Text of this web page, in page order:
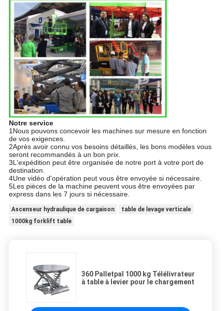
Notre service
1Nous pouvons concevoir les machines sur mesure en fonction
de vos exigences.
2Après avoir connu vos besoins détaillés, les bons modèles vous
seront recommandés à un bon prix.
3L'expédition peut être organisée de notre port à votre port de
destination.
4Une vidéo d'opération peut vous être envoyée si nécessaire.
5Les pièces de la machine peuvent vous être envoyées par
express dans les 7 jours si nécessaire.
Ascenseur hydraulique de cargaison
table de levage verticale
1000kg forklift table
360 Palletpal 1000 kg Télélivrateur
à table à levier pour le chargement